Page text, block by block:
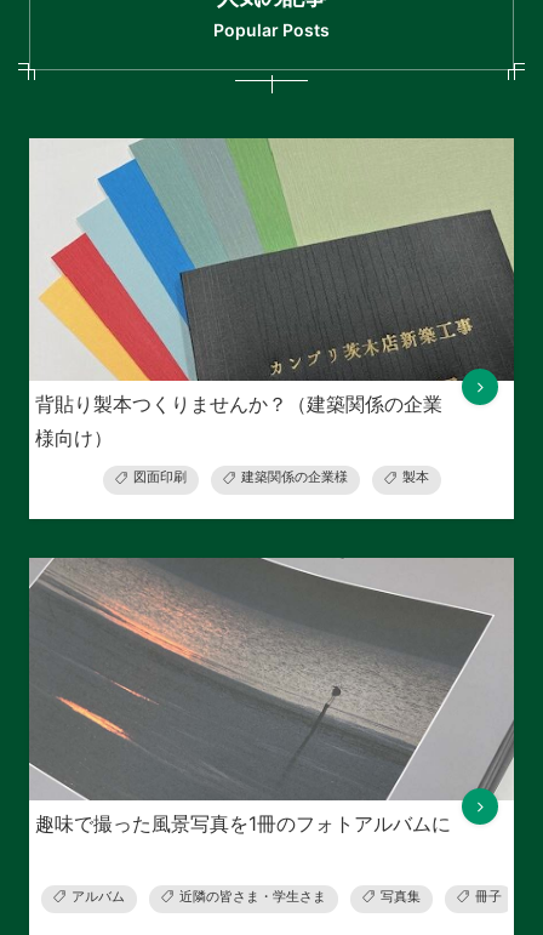
Popular Posts
背貼り製本つくりませんか？（建築関係の企業
様向け）
図面印刷 建築関係の企業様 製本
趣味で撮った風景写真を1冊のフォトアルバムに
アルバム 近隣の皆さま・学生さま 写真集 冊子